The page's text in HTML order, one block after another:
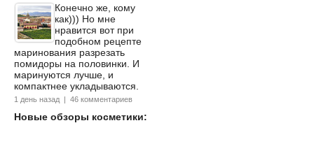
Конечно же, кому
как))) Но мне
нравится вот при
подобном рецепте
маринования разрезать
помидоры на половинки. И
маринуются лучше, и
компактнее укладываются.
1 день назад | 46 комментариев
Новые обзоры косметики: